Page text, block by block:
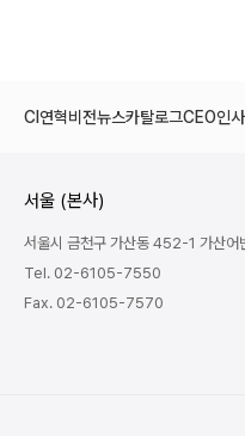
CI 연혁비전뉴스카탈로그CEO인
서울 (본사)
서울시 금천구 가산동 452-1 가산어
Tel. 02-6105-7550
Fax. 02-6105-7570